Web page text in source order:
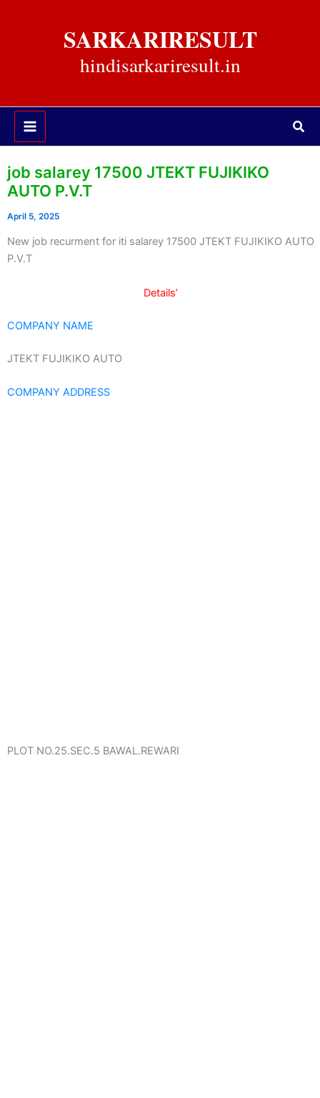
SARKARIRESULT
hindisarkariresult.in
job salarey 17500 JTEKT FUJIKIKO
AUTO P.V.T
April 5, 2025
New job recurment for iti salarey 17500 JTEKT FUJIKIKO AUTO
P.V.T
Details’
COMPANY NAME
JTEKT FUJIKIKO AUTO
COMPANY ADDRESS
PLOT NO.25.SEC.5 BAWAL.REWARI